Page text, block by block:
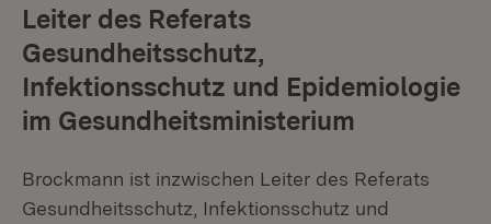
Leiter des Referats
Gesundheitsschutz,
Infektionsschutz und Epidemiologie
im Gesundheitsministerium
Brockmann ist inzwischen Leiter des Referats
Gesundheitsschutz, Infektionsschutz und